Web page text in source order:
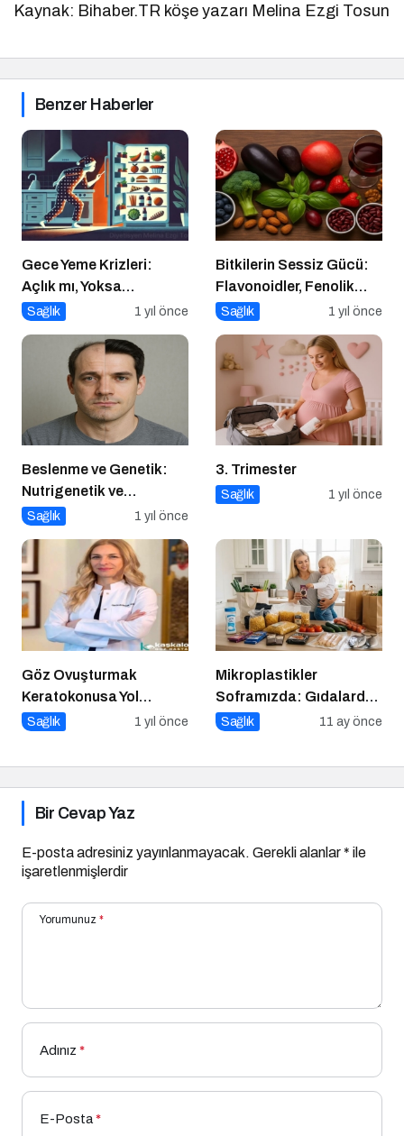
Kaynak: Bihaber.TR köşe yazarı Melina Ezgi Tosun
Benzer Haberler
Gece Yeme Krizleri:
Açlık mı, Yoksa
Duygusal İhtiyaçlar mı?
Sağlık 1 yıl önce
Bitkilerin Sessiz Gücü:
Flavonoidler, Fenolik
Asitler ve Diğer
Sağlık 1 yıl önce
Beslenme ve Genetik:
Nutrigenetik ve
Nutrigenomik’in Rolü
Sağlık 1 yıl önce
3. Trimester
Sağlık 1 yıl önce
Göz Ovuşturmak
Keratokonusa Yol
Açabilir
Sağlık 1 yıl önce
Mikroplastikler
Soframızda: Gıdalardan
Bedenimize Nasıl
Sağlık 11 ay önce
Bir Cevap Yaz
E-posta adresiniz yayınlanmayacak. Gerekli alanlar* ile
işaretlenmişlerdir
Yorumunuz *
Adınız *
E-Posta*